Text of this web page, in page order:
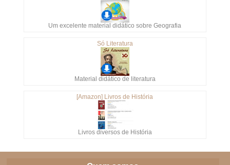
Um excelente material didático sobre Geografia
Só Literatura
Material didático de literatura
[Amazon] Livros de História
Livros diversos de História